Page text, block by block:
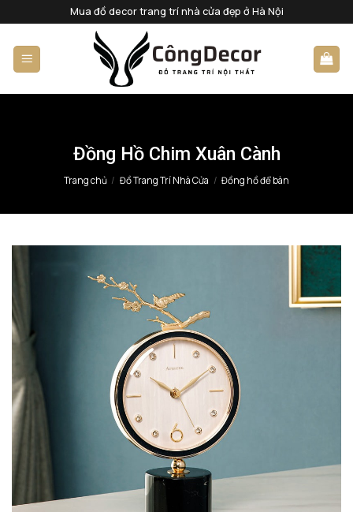
qua
nội
dung
Mua đồ decor trang trí nhà cửa đẹp ở Hà Nội
Đồng Hồ Chim Xuân Cành
Trang chủ / Đồ Trang Trí Nhà Cửa / Đồng hồ để bàn